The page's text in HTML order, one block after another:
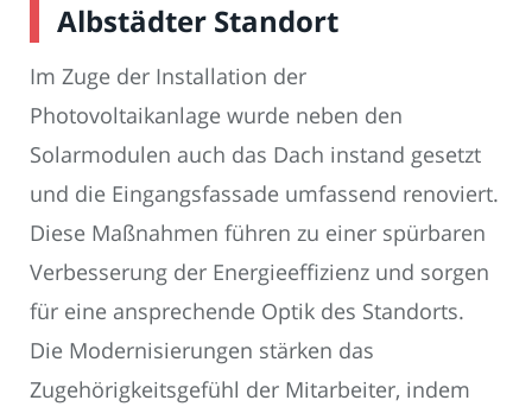
Albstädter Standort
Im Zuge der Installation der
Photovoltaikanlage wurde neben den
Solarmodulen auch das Dach instand gesetzt
und die Eingangsfassade umfassend renoviert.
Diese Maßnahmen führen zu einer spürbaren
Verbesserung der Energieeffizienz und sorgen
für eine ansprechende Optik des Standorts.
Die Modernisierungen stärken das
Zugehörigkeitsgefühl der Mitarbeiter, indem